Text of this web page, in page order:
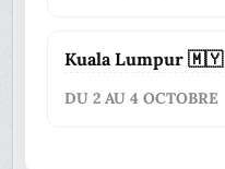
Kuala Lumpur 🇲🇾
DU 2 AU 4 OCTOBRE